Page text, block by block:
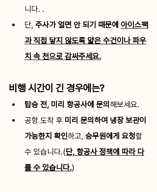
니다. .
단, 주사가 얼면 안 되기 때문에 아이스팩
과 직접 닿지 않도록 얇은 수건이나 파우
치 속 천으로 감싸주세요.
비행 시간이 긴 경우에는?
탑승 전, 미리 항공사에 문의 해보세요.
공항 도착 후 미리 문의하여 냉장 보관이
가능한지 확인하고, 승무원에게 요청할
수 있습니다.(단, 항공사 정책에 따라 다
를 수 있습니다.)